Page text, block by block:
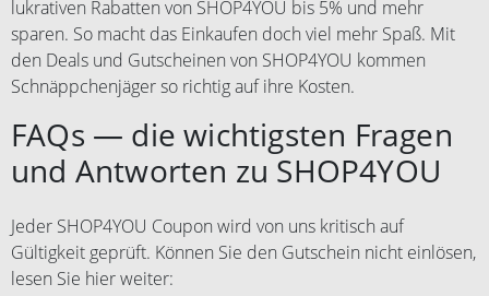
lukrativen Rabatten von SHOP4YOU bis 5% und mehr
sparen. So macht das Einkaufen doch viel mehr Spaß. Mit
den Deals und Gutscheinen von SHOP4YOU kommen
Schnäppchenjäger so richtig auf ihre Kosten.
FAQs — die wichtigsten Fragen
und Antworten zu SHOP4YOU
Jeder SHOP4YOU Coupon wird von uns kritisch auf
Gültigkeit geprüft. Können Sie den Gutschein nicht einlösen,
lesen Sie hier weiter: